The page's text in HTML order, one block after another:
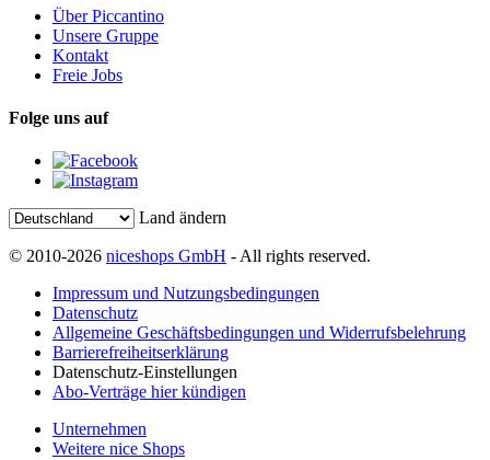
Über Piccantino
Unsere Gruppe
Kontakt
Freie Jobs
Folge uns auf
Land ändern
© 2010-2026 niceshops GmbH - All rights reserved.
Impressum und Nutzungsbedingungen
Datenschutz
Allgemeine Geschäftsbedingungen und Widerrufsbelehrung
Barrierefreiheitserklärung
Datenschutz-Einstellungen
Abo-Verträge hier kündigen
Unternehmen
Weitere nice Shops